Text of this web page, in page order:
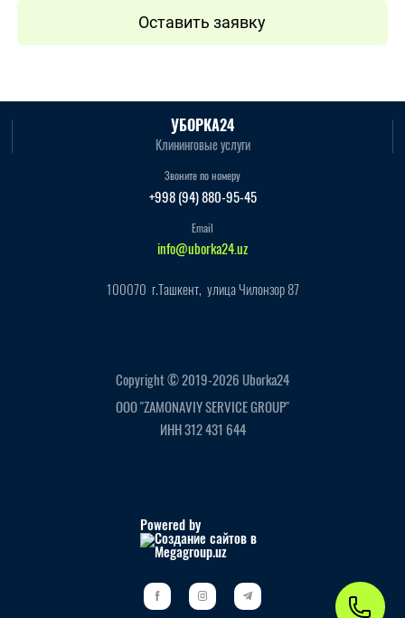
Оставить заявку
info@uborka24.uz
Email
Звоните по номеру
+998 (94) 880-95-45
УБОРКА24
Клининговые услуги
100070 г.Ташкент, улица Чилонзор 87
Copyright © 2019-2026 Uborka24
ООО "ZAMONAVIY SERVICE GROUP"
ИНН 312 431 644
Powered by